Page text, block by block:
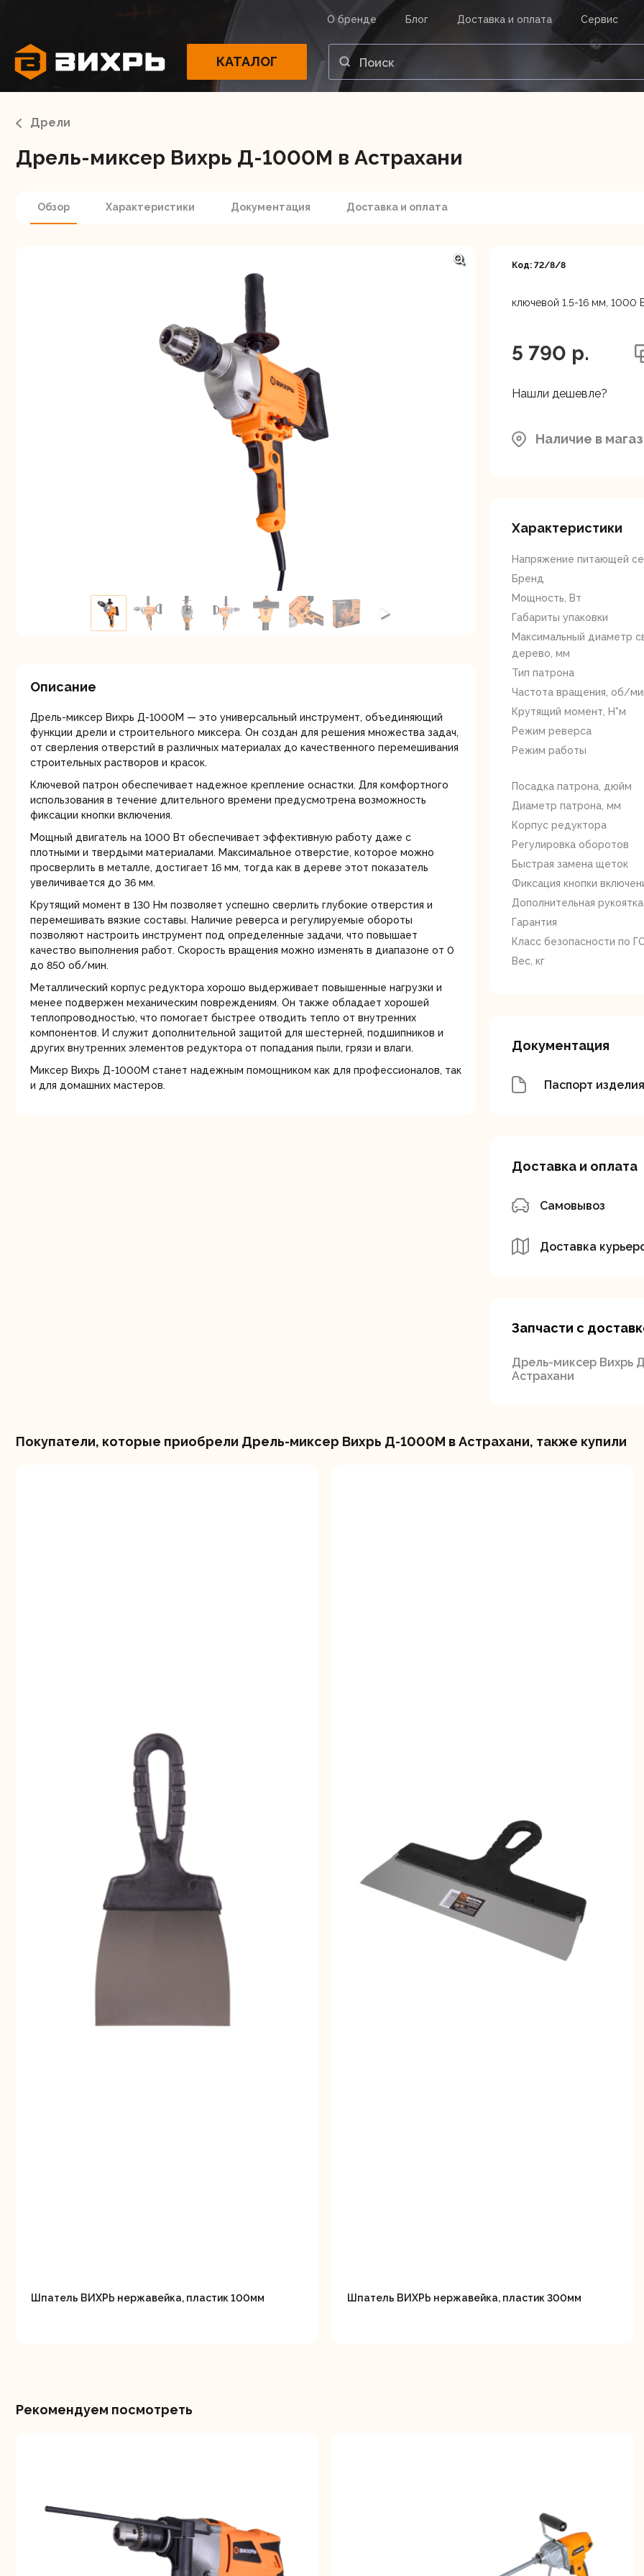
О бренде Блог Доставка и оплата Сервис
КАТАЛОГ
Электроинструменты
Комплектующие для
электроинструмента
Отрезные пилы
Рубанки
Сетевые
Степлеры
Торцовочные
пилы
Точильные станки
Дрели
Дрель-миксер Вихрь Д-1000М в Астрахани
Обзор Характеристики Документация Доставка и оплата
Описание
Дрель-миксер Вихрь Д-1000М — это универсальный инструмент, объединяющий
функции дрели и строительного миксера. Он создан для решения множества задач,
от сверления отверстий в различных материалах до качественного перемешивания
строительных растворов и красок.
Ключевой патрон обеспечивает надежное крепление оснастки. Для комфортного
использования в течение длительного времени предусмотрена возможность
фиксации кнопки включения.
Мощный двигатель на 1000 Вт обеспечивает эффективную работу даже с
плотными и твердыми материалами. Максимальное отверстие, которое можно
просверлить в металле, достигает 16 мм, тогда как в дереве этот показатель
увеличивается до 36 мм.
Крутящий момент в 130 Нм позволяет успешно сверлить глубокие отверстия и
перемешивать вязкие составы. Наличие реверса и регулируемые обороты
позволяют настроить инструмент под определенные задачи, что повышает
качество выполнения работ. Скорость вращения можно изменять в диапазоне от 0
до 850 об/мин.
Металлический корпус редуктора хорошо выдерживает повышенные нагрузки и
менее подвержен механическим повреждениям. Он также обладает хорошей
теплопроводностью, что помогает быстрее отводить тепло от внутренних
компонентов. И служит дополнительной защитой для шестерней, подшипников и
других внутренних элементов редуктора от попадания пыли, грязи и влаги.
Миксер Вихрь Д-1000М станет надежным помощником как для профессионалов, так
и для домашних мастеров.
Код: 72/8/8
ключевой 1.5-16 мм, 1000
5 790 p.
Нашли дешевле?
Наличие в
Астрахань, ул. Рыбинская
Характеристики
Напряжение питающей
Бренд
Мощность, Вт
Габариты упаковки
Максимальный диаметр
дерево, мм
Тип патрона
Частота вращения, об/
Крутящий момент, Н*м
Режим реверса
Режим работы
Посадка патрона, дюйм
Диаметр патрона, мм
Корпус редуктора
Регулировка оборотов
Быстрая замена щеток
Фиксация кнопки
Дополнительная рукоятка
Гарантия
Класс безопасности по
Вес, кг
Документация
Паспорт изделия
Доставка и оплата
Самовывоз
Доставка
Запчасти с
Дрель-миксер Вихрь
Астрахани
Покупатели, которые приобрели Дрель-миксер Вихрь Д-1000М в Астрахани, также купили
Шпатель ВИХРЬ нержавейка, пластик 100мм Шпатель ВИХРЬ нержавейка, пластик 300мм
Рекомендуем посмотреть
ВХОД